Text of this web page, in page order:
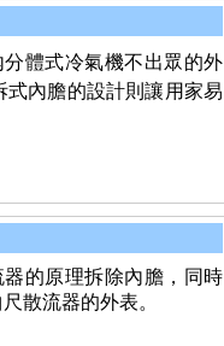
體式冷氣機不出眾的外
內膽的設計則讓用家易
的原理拆除內膽，同時
散流器的外表。